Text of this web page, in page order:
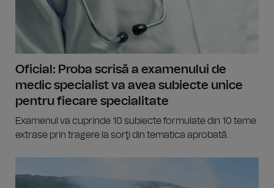
Oficial: Proba scrisă a examenului de
medic specialist va avea subiecte unice
pentru fiecare specialitate
Examenul va cuprinde 10 subiecte formulate din 10 teme
extrase prin tragere la sorţi din tematica aprobată.